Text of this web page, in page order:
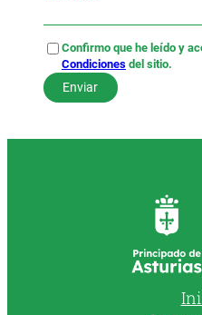
Confirmo que he leído y
Condiciones del sitio.